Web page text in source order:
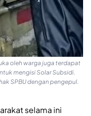
oleh warga juga terdapat
mengisi Solar Subsidi.
SPBU dengan pengepul.
selama ini